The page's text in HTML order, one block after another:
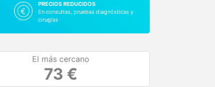
PRECIOS REDUCIDOS
En consultas, pruebas diagnósticas y
cirugías
El más cercano
73 €